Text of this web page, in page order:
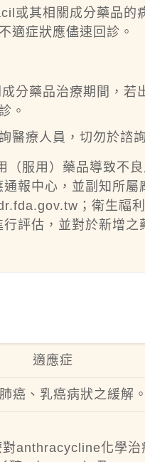
或其相關成分藥品的
適症狀應儘速回診。
分藥品治療期間，若
。
醫療人員，切勿於諮
服用）藥品導致不
報中心，並副知所
；衛生福
評估，並對於新增
適應症
癌、乳癌病狀之緩解。
anthracycline化學治